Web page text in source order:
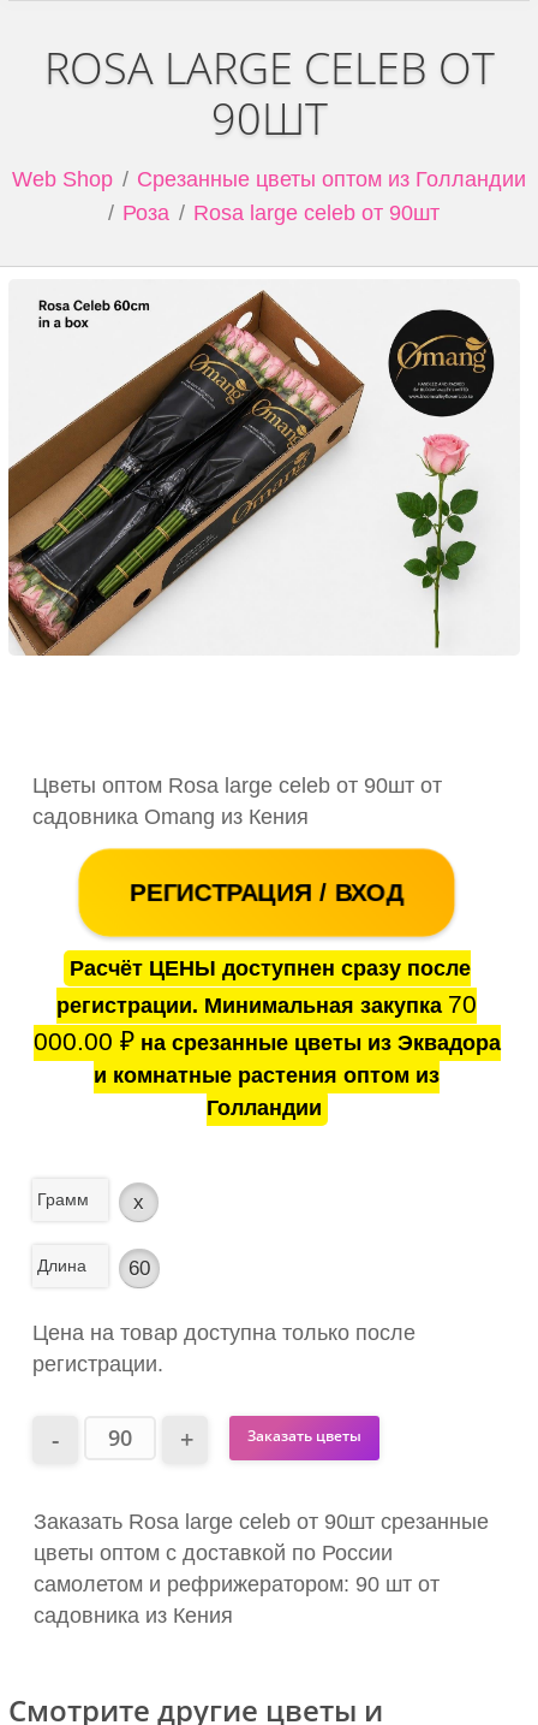
ROSA LARGE CELEB ОТ
90ШТ
Web Shop
Срезанные цветы оптом из Голландии
Роза
Rosa large celeb от 90шт
Цветы оптом Rosa large celeb от 90шт от
садовника Omang из Кения
РЕГИСТРАЦИЯ / ВХОД
Расчёт ЦЕНЫ доступнен сразу после
регистрации. Минимальная закупка 70
000.00 ₽на срезанные цветы из Эквадора
и комнатные растения оптом из
Голландии
Грамм x
Длина 60
Цена на товар доступна только после
регистрации.
Заказать цветы
Заказать Rosa large celeb от 90шт срезанные
цветы оптом с доставкой по России
самолетом и рефрижератором: 90 шт от
садовника из Кения
Смотрите другие цветы и